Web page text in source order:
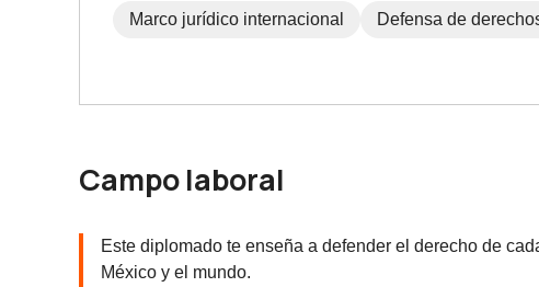
Marco jurídico internacional Defensa de
Campo laboral
Este diplomado te enseña a defender el derecho de
México y el mundo.